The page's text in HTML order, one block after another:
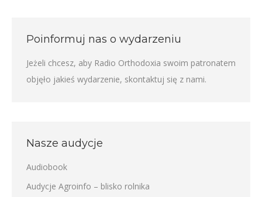
Poinformuj nas o wydarzeniu
Jeżeli chcesz, aby Radio Orthodoxia swoim patronatem
objęło jakieś wydarzenie, skontaktuj się z nami.
Nasze audycje
Audiobook
Audycje Agroinfo – blisko rolnika